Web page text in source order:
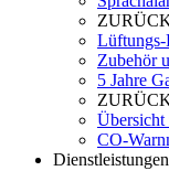
Lüftungs-
Zubehör
5 Jahre
CO-
Dienstleistungen